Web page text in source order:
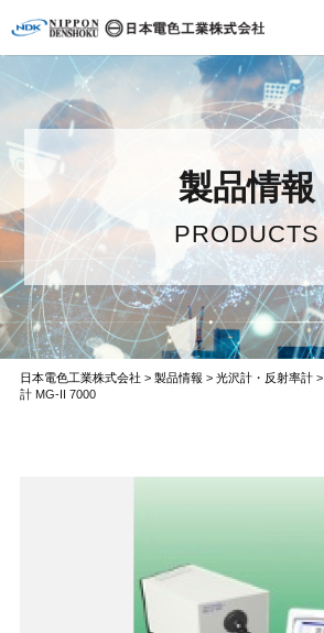
製品情報
PRODUCTS
日本電色工業株式会社 > 製品情報 > 光沢計・反射率計>
計 MG-II 7000